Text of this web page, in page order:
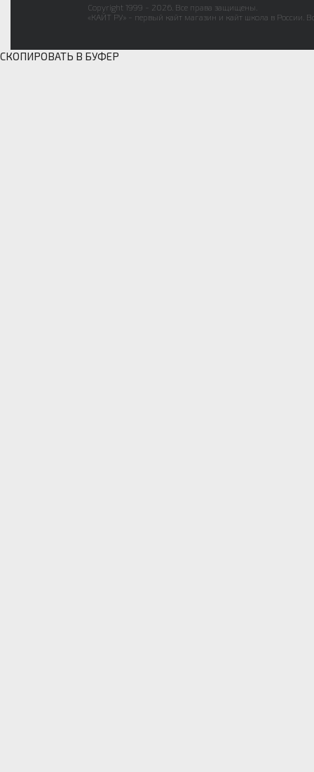
Copyright 1999 - 2026. Все права защищены.
«КАЙТ РУ» - первый кайт магазин и кайт школа в России.
СКОПИРОВАТЬ В БУФЕР